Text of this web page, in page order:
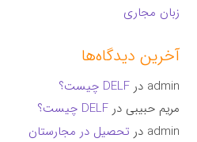
زبان مجاری
آخرین دیدگاه‌ها
admin درDELF چیست؟
مریم حبیبی درDELF چیست؟
admin در تحصیل در مجارستان